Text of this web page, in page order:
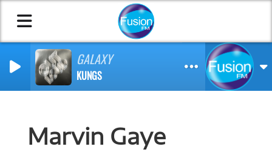
GALAXY
KUNGS
Marvin Gaye